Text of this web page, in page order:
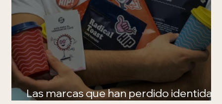
Las marcas que han perdido identidad